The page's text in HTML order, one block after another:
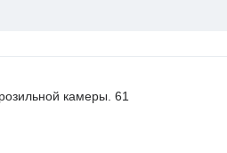
камеры. 61